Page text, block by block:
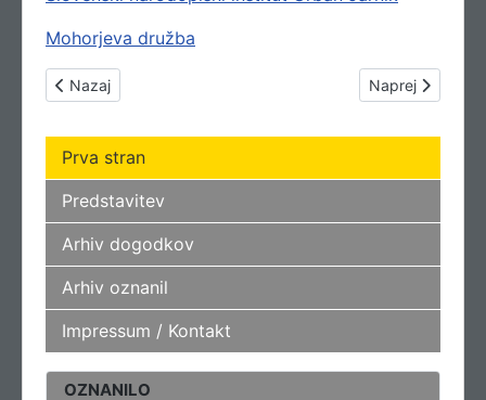
Mohorjeva družba
Prejšnji prispevek: Slovenski mediji
Nazaj Naslednji
Naprej
Prva stran
Predstavitev
Arhiv dogodkov
Arhiv oznanil
Impressum / Kontakt
OZNANILO